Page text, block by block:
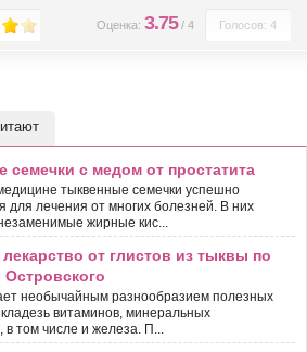
Голосов: 4
Оценка: 3.75/ 4
семечки с медом от простатита
тыквенные семечки успешно
для лечения от многих болезней. В них
жирные кис...
от глистов из тыквы по
Островского
необычайным разнообразием полезных
витаминов, минеральных
в том числе и железа. П...